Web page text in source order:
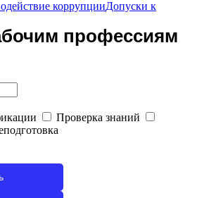
коррупцииДопуски к
профессиям
Проверка знаний